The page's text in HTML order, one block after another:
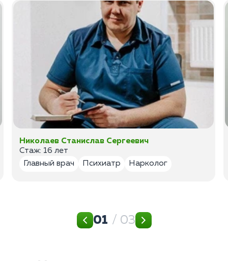
Николаев Станислав Сергеевич
Стаж: 16 лет
Главный врач
Психиатр Нарколог
01 / 03